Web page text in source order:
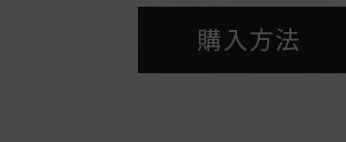
のメモリーを混在させると、シス
なったり、起動に失敗したりする
購入方法